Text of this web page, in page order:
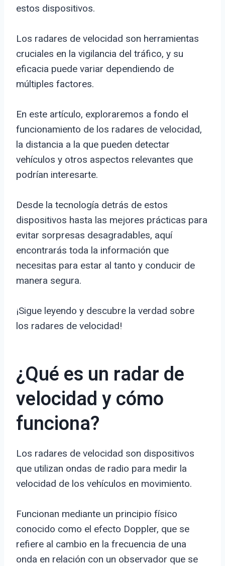
estos dispositivos.
Los radares de velocidad son herramientas
cruciales en la vigilancia del tráfico, y su
eficacia puede variar dependiendo de
múltiples factores.
En este artículo, exploraremos a fondo el
funcionamiento de los radares de velocidad,
la distancia a la que pueden detectar
vehículos y otros aspectos relevantes que
podrían interesarte.
Desde la tecnología detrás de estos
dispositivos hasta las mejores prácticas para
evitar sorpresas desagradables, aquí
encontrarás toda la información que
necesitas para estar al tanto y conducir de
manera segura.
¡Sigue leyendo y descubre la verdad sobre
los radares de velocidad!
¿Qué es un radar de
velocidad y cómo
funciona?
Los radares de velocidad son dispositivos
que utilizan ondas de radio para medir la
velocidad de los vehículos en movimiento.
Funcionan mediante un principio físico
conocido como el efecto Doppler, que se
refiere al cambio en la frecuencia de una
onda en relación con un observador que se